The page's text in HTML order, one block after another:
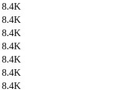
8.4K
8.4K
8.4K
8.4K
8.4K
8.4K
8.4K